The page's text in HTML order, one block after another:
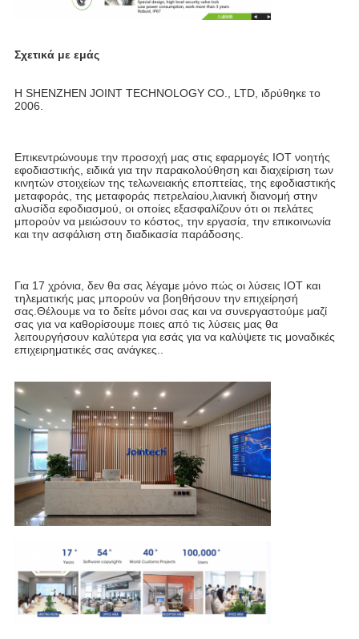
Σχετικά με εμάς
Η SHENZHEN JOINT TECHNOLOGY CO., LTD, ιδρύθηκε το
2006.
Επικεντρώνουμε την προσοχή μας στις εφαρμογές IOT νοητής
εφοδιαστικής, ειδικά για την παρακολούθηση και διαχείριση των
κινητών στοιχείων της τελωνειακής εποπτείας, της εφοδιαστικής
μεταφοράς, της μεταφοράς πετρελαίου,λιανική διανομή στην
αλυσίδα εφοδιασμού, οι οποίες εξασφαλίζουν ότι οι πελάτες
μπορούν να μειώσουν το κόστος, την εργασία, την επικοινωνία
και την ασφάλιση στη διαδικασία παράδοσης.
Για 17 χρόνια, δεν θα σας λέγαμε μόνο πώς οι λύσεις IOT και
τηλεματικής μας μπορούν να βοηθήσουν την επιχείρησή
σας.Θέλουμε να το δείτε μόνοι σας και να συνεργαστούμε μαζί
σας για να καθορίσουμε ποιες από τις λύσεις μας θα
λειτουργήσουν καλύτερα για εσάς για να καλύψετε τις μοναδικές
επιχειρηματικές σας ανάγκες..